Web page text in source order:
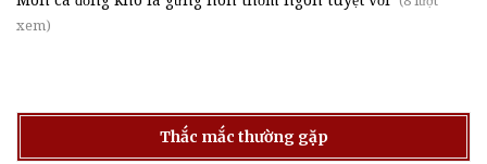
xem)
Thắc mắc thường gặp